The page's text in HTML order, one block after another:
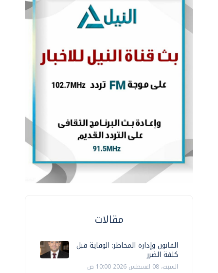
مقالات
القانون وإدارة المخاطر: الوقاية قبل
كلفة الضرر
السبت، 08 اغسطس 2026 10:00 ص